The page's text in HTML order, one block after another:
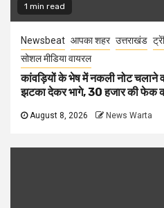
1 min read
Newsbeat आपका शहर उत्तराखंड
सोशल मीडिया वायरल
कांवड़ियों के भेष में नकली नोट चलाने
झटका देकर भागे, 30 हजार की फेक
August 8, 2026 News Warta